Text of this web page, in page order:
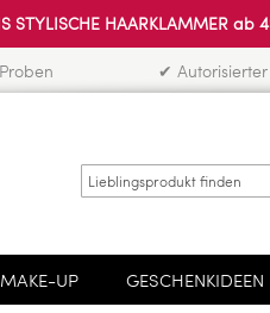
STYLISCHE HAARKLAMMER
✔
MAKE-UP GESCHENKIDEEN